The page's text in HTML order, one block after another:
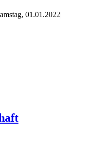
01.01.2022|